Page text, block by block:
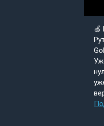
🍏